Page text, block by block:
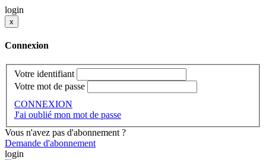
login
x
Connexion
Votre identifiant
Votre mot de passe
CONNEXION
J'ai oublié mon mot de passe
Vous n'avez pas d'abonnement ?
Demande d'abonnement
login